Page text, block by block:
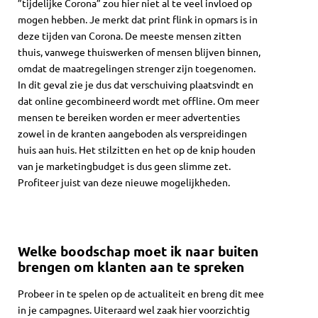
mogen hebben. Je merkt dat print flink in opmars is in
deze tijden van Corona. De meeste mensen zitten
thuis, vanwege thuiswerken of mensen blijven binnen,
omdat de maatregelingen strenger zijn toegenomen.
In dit geval zie je dus dat verschuiving plaatsvindt en
dat online gecombineerd wordt met offline. Om meer
mensen te bereiken worden er meer advertenties
zowel in de kranten aangeboden als verspreidingen
huis aan huis. Het stilzitten en het op de knip houden
van je marketingbudget is dus geen slimme zet.
Profiteer juist van deze nieuwe mogelijkheden.
Welke boodschap moet ik naar buiten
brengen om klanten aan te spreken
Probeer in te spelen op de actualiteit en breng dit mee
in je campagnes. Uiteraard wel zaak hier voorzichtig